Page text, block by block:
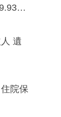
遺
院保